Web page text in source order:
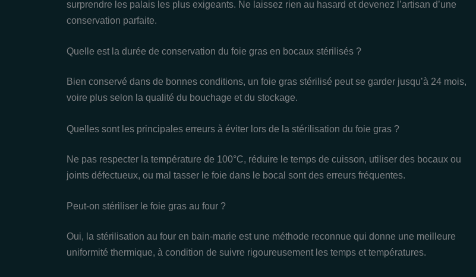
surprendre les palais les plus exigeants. Ne laissez rien au hasard et devenez l’artisan d’une
conservation parfaite.
Quelle est la durée de conservation du foie gras en bocaux stérilisés ?
Bien conservé dans de bonnes conditions, un foie gras stérilisé peut se garder jusqu’à 24 mois,
voire plus selon la qualité du bouchage et du stockage.
Quelles sont les principales erreurs à éviter lors de la stérilisation du foie gras ?
Ne pas respecter la température de 100°C, réduire le temps de cuisson, utiliser des bocaux ou
joints défectueux, ou mal tasser le foie dans le bocal sont des erreurs fréquentes.
Peut-on stériliser le foie gras au four ?
Oui, la stérilisation au four en bain-marie est une méthode reconnue qui donne une meilleure
uniformité thermique, à condition de suivre rigoureusement les temps et températures.